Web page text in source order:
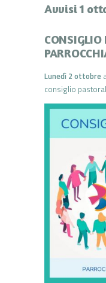
Avvisi 1
CONSIGLIO
Lunedì 2 ottobre
consiglio